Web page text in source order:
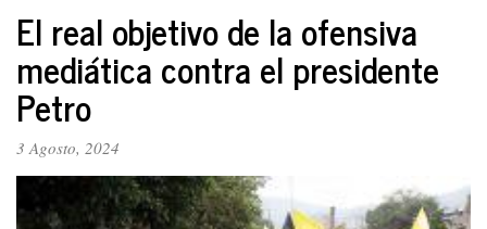
respaldo
a
la
soberanía
y
autodeterminación
del
pueblo
venezolano
El real objetivo de la ofensiva
mediática contra el presidente
Petro
3 Agosto, 2024